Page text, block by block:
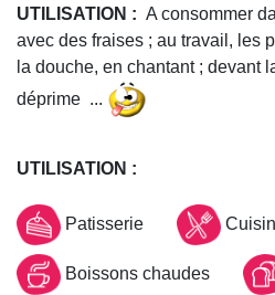
UTILISATION : A consommer
avec des fraises ; au travail, les
la douche, en chantant ; devant
déprime ...
UTILISATION :
Patisserie
Boissons chaudes